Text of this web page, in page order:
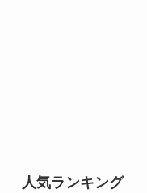
人気ランキング